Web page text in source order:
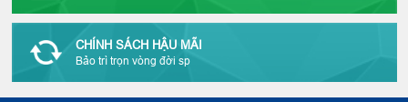
CHÍNH SÁCH HẬU MÃI
Bảo trì trọn vòng đời sp